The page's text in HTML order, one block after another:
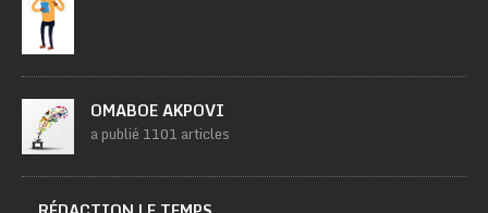
OMABOE AKPOVI
a publié 1101 articles